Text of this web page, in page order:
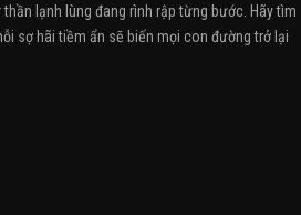
lạnh lùng đang rình rập từng bước. Hãy tìm
sợ hãi tiềm ẩn sẽ biến mọi con đường trở lại